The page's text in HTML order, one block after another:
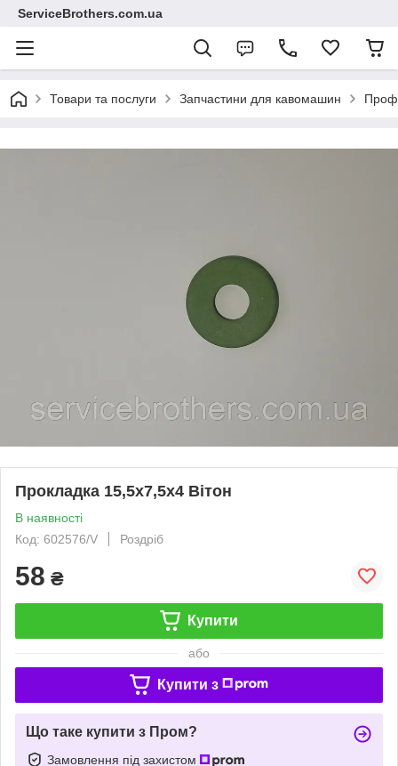
ServiceBrothers.com.ua
Товари та послуги Запчастини для кавомашин
Прокладка 15,5x7,5x4 Вітон
В наявності
Код: 602576/V
Роздріб
58 ₴
Купити
або
Купити з
Що таке купити з Пром?
Замовлення під захистом